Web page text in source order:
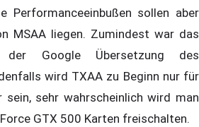
Performanceeinbußen sollen aber
MSAA liegen. Zumindest war das
der Google Übersetzung des
wird TXAA zu Beginn nur für
sein, sehr wahrscheinlich wird man
GTX 500 Karten freischalten.